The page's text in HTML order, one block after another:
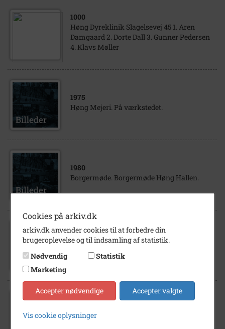
1000
Høng Dyreklinik Slagelsevej 45 1. Aren
Damgaard 2. Dorte Dall 3. Gunner Pedersen
4. Klavs Møller
1975
Høng Mejeri. På værkstedet.
1980
Borgermøde. Borgermøde Høng Hallen.
1932
Løve skole. Eksamensdag. 1.Anna Larsen,
Ragnvald Præstholm,Løve 7. Johannes...
1944
Bryllupsbillede fra Stefan Magelund og
Cookies på arkiv.dk
arkiv.dk anvender cookies til at forbedre din
brugeroplevelse og til indsamling af statistik.
Nødvendig
Statistik
Marketing
Accepter nødvendige Accepter valgte
Vis cookie oplysninger